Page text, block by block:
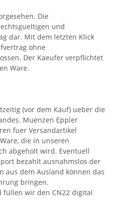
Die
und
dar. Mit dem letzten Klick
ohne
Der Kaeufer verpflichtet
Ware.
(vor dem Kauf) ueber die
Muenzen Eppler
fuer Versandartikel
die in unseren
abgeholt wird. Eventuell
bezahlt ausnahmslos der
aus dem Ausland können das
bringen.
füllen wir den CN22 digital